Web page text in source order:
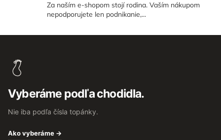
Za naším e-shopom stojí rodina. Vaším nákupom
nepodporujete len podnikanie,...
Vyberáme podľa chodidla.
Nie iba podľa čísla topánky.
Ako vyberáme →